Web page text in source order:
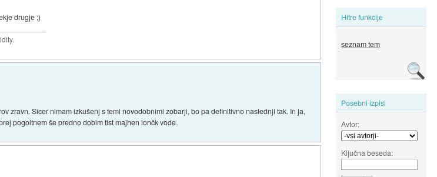
Hitre funkcije
seznam tem
Posebni izpisi
Avtor:
Ključna beseda:
drugje ;)
zravn. Sicer nimam izkušenj s temi novodobnimi zobarji, bo pa definitivno naslednji tak. In ja,
pogoltnem še predno dobim tist majhen lončk vode.